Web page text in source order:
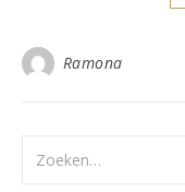
Ramona